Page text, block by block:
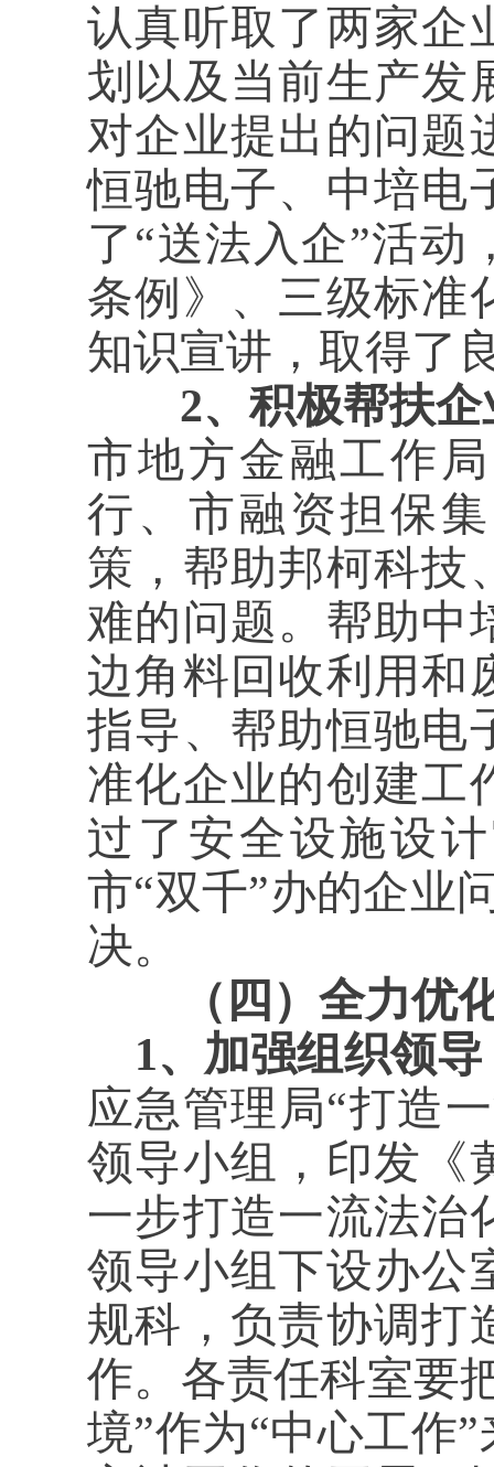
认真听取了两家企
划以及当前生产发
对企业提出的问题
恒驰电子、中培电
了“送法入企”活动
条例》、三级标准
知识宣讲，取得了
2、积极帮扶
市地方金融工作
行、市融资担保
策，帮助邦柯科技
难的问题。帮助中
边角料回收利用和
指导、帮助恒驰电
准化企业的创建工
过了 安全设施设
市“双千”办的企业
决。
（四）全力优
1、加强组织领
应急管理局“打造
领导小组，印发《
一步打造一流法治
领导小组下设办公
规科，负责协调打
作。各责任科室要
境”作为“中心工作